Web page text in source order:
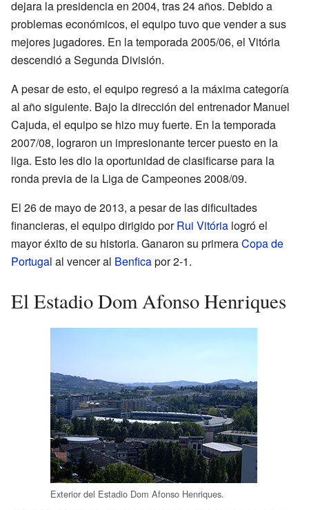
dejara la presidencia en 2004, tras 24 años. Debido a
problemas económicos, el equipo tuvo que vender a sus
mejores jugadores. En la temporada 2005/06, el Vitória
descendió a Segunda División.
A pesar de esto, el equipo regresó a la máxima categoría
al año siguiente. Bajo la dirección del entrenador Manuel
Cajuda, el equipo se hizo muy fuerte. En la temporada
2007/08, lograron un impresionante tercer puesto en la
liga. Esto les dio la oportunidad de clasificarse para la
ronda previa de la Liga de Campeones 2008/09.
El 26 de mayo de 2013, a pesar de las dificultades
financieras, el equipo dirigido porRui Vitória logró el
mayor éxito de su historia. Ganaron su primeraCopa de
Portugal al vencer al Benficapor 2-1.
El Estadio Dom Afonso Henriques
Exterior del Estadio Dom Afonso Henriques.